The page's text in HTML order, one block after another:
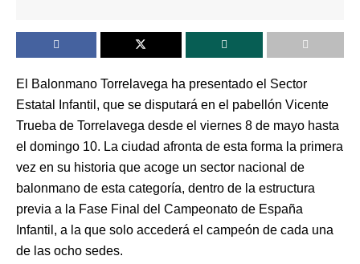
El Balonmano Torrelavega ha presentado el Sector
Estatal Infantil, que se disputará en el pabellón Vicente
Trueba de Torrelavega desde el viernes 8 de mayo hasta
el domingo 10. La ciudad afronta de esta forma la primera
vez en su historia que acoge un sector nacional de
balonmano de esta categoría, dentro de la estructura
previa a la Fase Final del Campeonato de España
Infantil, a la que solo accederá el campeón de cada una
de las ocho sedes.